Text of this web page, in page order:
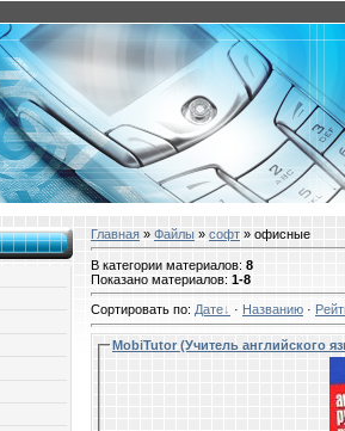
Главная » Файлы » софт » офисные
В категории материалов: 8
Показано материалов: 1-8
Сортировать по: Дате · Названию ·
MobiTutor (Учитель английского